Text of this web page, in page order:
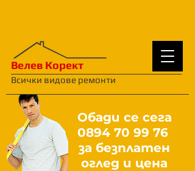
Велев Корект
Всички видове ремонти
Обади се сега
0894 70 99 76
за безплатен
оглед и цена